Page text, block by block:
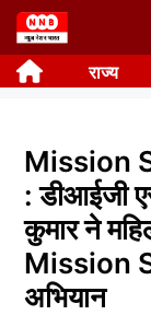
Skip
to
content राज्य
Mission
: डीआईजी
कुमार ने
Mission
अभियान